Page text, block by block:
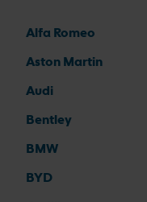
Alfa Romeo
Aston Martin
Audi
Bentley
BMW
BYD